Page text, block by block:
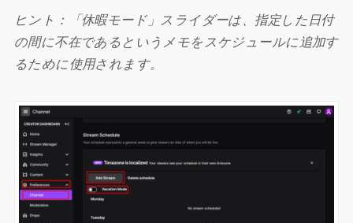
ヒント：「休暇モード」スライダーは、指定した日付
の間に不在であるというメモをスケジュールに追加す
るために使用されます。